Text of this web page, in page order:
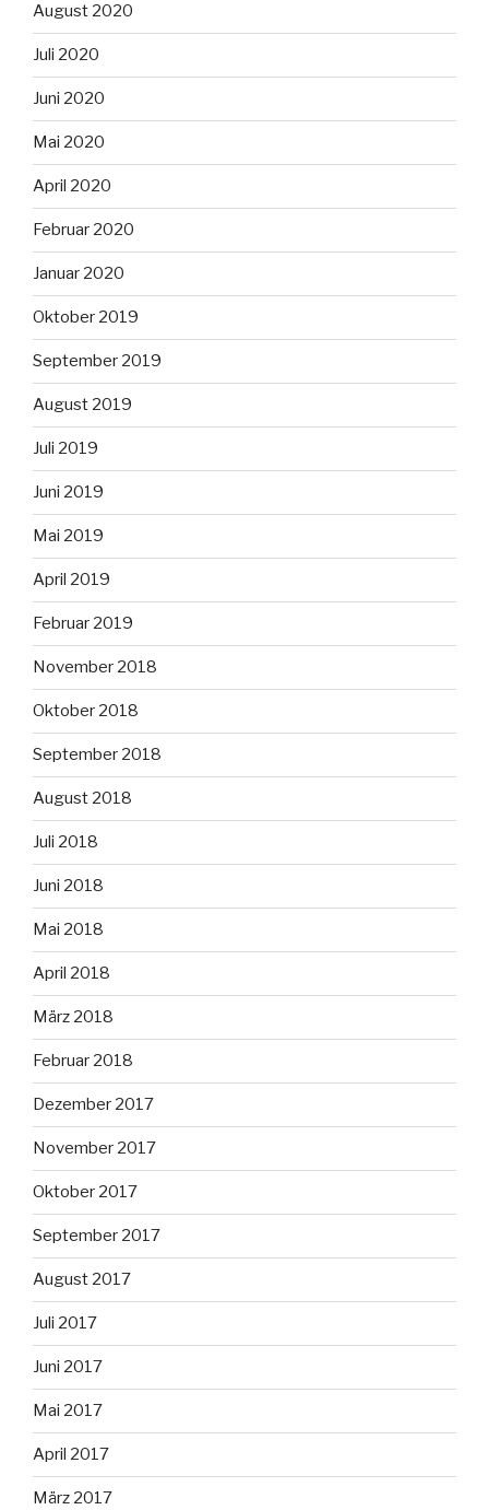
August 2020
Juli 2020
Juni 2020
Mai 2020
April 2020
Februar 2020
Januar 2020
Oktober 2019
September 2019
August 2019
Juli 2019
Juni 2019
Mai 2019
April 2019
Februar 2019
November 2018
Oktober 2018
September 2018
August 2018
Juli 2018
Juni 2018
Mai 2018
April 2018
März 2018
Februar 2018
Dezember 2017
November 2017
Oktober 2017
September 2017
August 2017
Juli 2017
Juni 2017
Mai 2017
April 2017
März 2017